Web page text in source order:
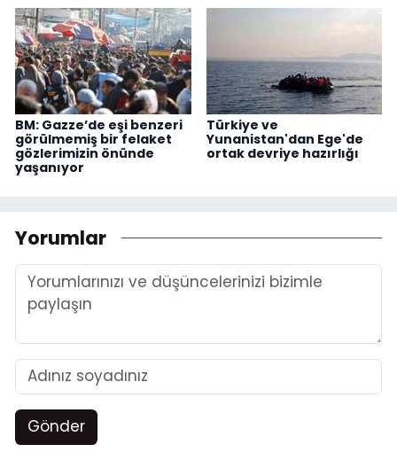
BM: Gazze’de eşi benzeri
görülmemiş bir felaket
gözlerimizin önünde
yaşanıyor
Türkiye ve
Yunanistan'dan Ege'de
ortak devriye hazırlığı
Yorumlar
Gönder